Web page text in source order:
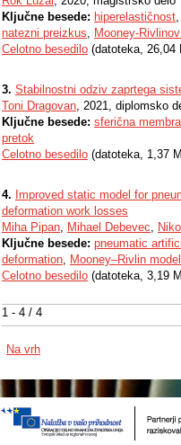
1 - 4 / 4
Ključne besede: hiperelastičnost,
natezni preizkus, Mooney-
Celotno besedilo (datoteka, 26,04
3. Stabilnostni odziv zaprtega
Toni Dragovan, 2021, diplomsko
Ključne besede: sferična
pretok
Celotno besedilo (datoteka, 1,37
4. Improved static model for
deformation work losses
Miha Pipan, Mihael Debevec,
Ključne besede: pneumatic
deformation, Mooney–Rivlin model
Celotno besedilo (datoteka, 3,19
Na vrh